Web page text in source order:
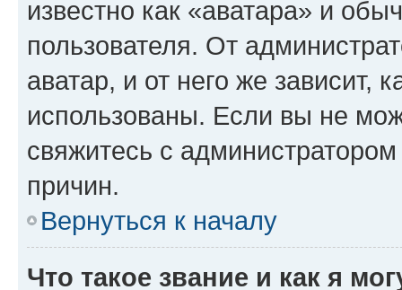
известно как «аватара» и
пользователя. От
аватар, и от него же зависит,
использованы. Если вы не
свяжитесь с
причин.
Вернуться к началу
Что такое звание и как я